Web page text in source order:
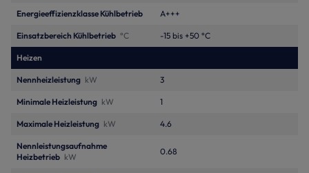
Energieeffizienzklasse Kühlbetrieb A+++
Einsatzbereich Kühlbetrieb °C -15 bis +50 °C
Heizen
Nennheizleistung kW 3
Minimale Heizleistung kW 1
Maximale Heizleistung kW 4.6
Nennleistungsaufnahme
Heizbetrieb kW
0.68